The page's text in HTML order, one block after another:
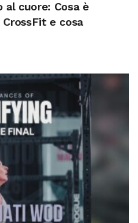
al cuore: Cosa è
e cosa